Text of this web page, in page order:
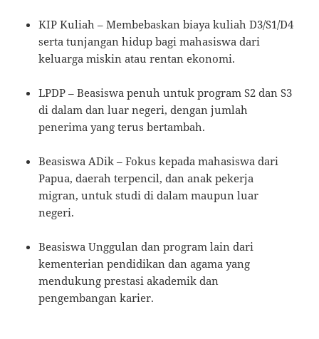
KIP Kuliah – Membebaskan biaya kuliah D3/S1/D4
serta tunjangan hidup bagi mahasiswa dari
keluarga miskin atau rentan ekonomi.
LPDP – Beasiswa penuh untuk program S2 dan S3
di dalam dan luar negeri, dengan jumlah
penerima yang terus bertambah.
Beasiswa ADik – Fokus kepada mahasiswa dari
Papua, daerah terpencil, dan anak pekerja
migran, untuk studi di dalam maupun luar
negeri.
Beasiswa Unggulan dan program lain dari
kementerian pendidikan dan agama yang
mendukung prestasi akademik dan
pengembangan karier.